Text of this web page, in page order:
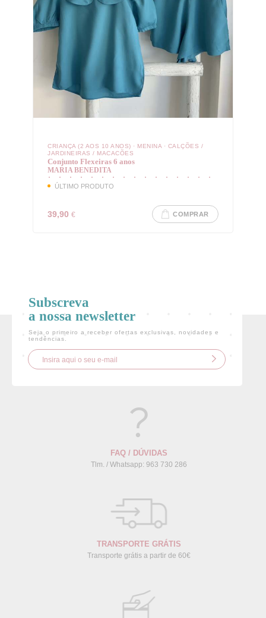
Login
LOGIN COM O FACEBOOK
CRIAR NOVO CLIENTE
CRIANÇA (2 AOS 10 ANOS) · MENINA · CALÇÕES /
JARDINEIRAS / MACACÕES
Conjunto Flexeiras 6 anos
MARIA BENEDITA
ÚLTIMO PRODUTO
39,90 € COMPRAR
Subscreva
a nossa newsletter
Seja o primeiro a receber ofertas exclusivas, novidades e
tendências.
FAQ / DÚVIDAS
Tlm. / Whatsapp: 963 730 286
TRANSPORTE GRÁTIS
Transporte grátis a partir de 60€